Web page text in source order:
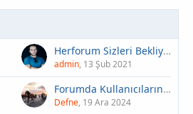
Herforum Sizleri Bekliyor
admin 13 Şub 2021
Forumda Kullanıcıların Anket Yapması Sağlanabilir Mi
Defne 19 Ara 2024